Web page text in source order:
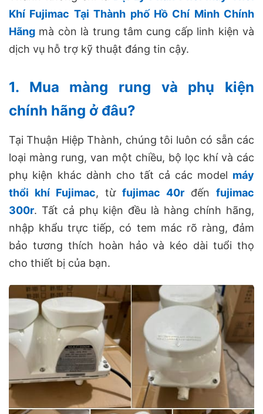
Khí Fujimac Tại Thành phố Hồ Chí Minh Chính
Hãng mà còn là trung tâm cung cấp linh kiện và
dịch vụ hỗ trợ kỹ thuật đáng tin cậy.
1. Mua màng rung và phụ kiện
chính hãng ở đâu?
Tại Thuận Hiệp Thành, chúng tôi luôn có sẵn các
loại màng rung, van một chiều, bộ lọc khí và các
phụ kiện khác dành cho tất cả các model máy
thổi khí Fujimac, từ fujimac 40r đến fujimac
300r. Tất cả phụ kiện đều là hàng chính hãng,
nhập khẩu trực tiếp, có tem mác rõ ràng, đảm
bảo tương thích hoàn hảo và kéo dài tuổi thọ
cho thiết bị của bạn.